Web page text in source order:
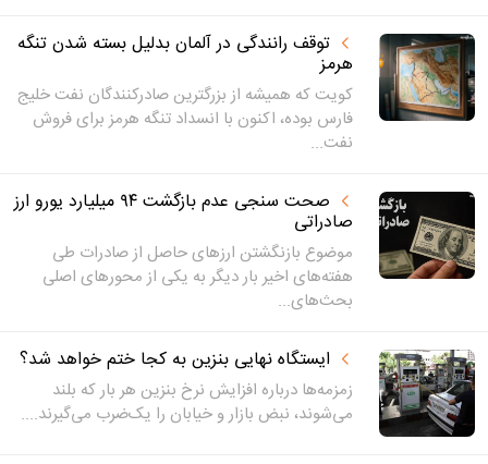
توقف رانندگی در آلمان بدلیل بسته شدن تنگه
هرمز
کویت که همیشه از بزرگترین صادرکنندگان نفت خلیج
فارس بوده، اکنون با انسداد تنگه هرمز برای فروش
نفت...
صحت سنجی عدم بازگشت ۹۴ میلیارد یورو ارز
صادراتی
موضوع بازنگشتن ارزهای حاصل از صادرات طی
هفته‌های اخیر بار دیگر به یکی از محورهای اصلی
بحث‌های...
ایستگاه نهایی بنزین به کجا ختم خواهد شد؟
زمزمه‌ها درباره افزایش نرخ بنزین هر بار که بلند
می‌شوند، نبض بازار و خیابان را یک‌ضرب می‌گیرند....